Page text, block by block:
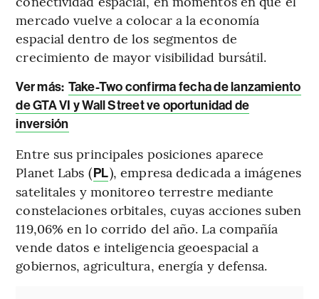
mercado vuelve a colocar a la economía
espacial dentro de los segmentos de
crecimiento de mayor visibilidad bursátil.
Ver más: Take-Two confirma fecha de lanzamiento
de GTA VI y Wall Street ve oportunidad de
inversión
Entre sus principales posiciones aparece
Planet Labs (PL), empresa dedicada a imágenes
satelitales y monitoreo terrestre mediante
constelaciones orbitales, cuyas acciones suben
119,06% en lo corrido del año. La compañía
vende datos e inteligencia geoespacial a
gobiernos, agricultura, energía y defensa.